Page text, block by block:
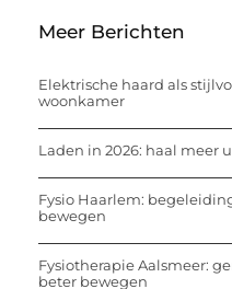
Meer Berichten
Elektrische haard als
woonkamer
Laden in 2026: haal meer
Fysio Haarlem:
bewegen
Fysiotherapie Aalsmeer:
beter bewegen